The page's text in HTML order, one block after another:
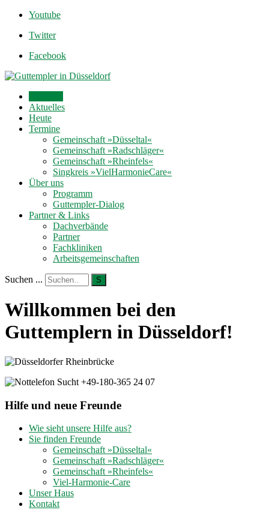
Youtube
Twitter
Facebook
Aktuelles
Heute
Termine
Gemeinschaft »Düsseltal«
Gemeinschaft »Radschläger«
Gemeinschaft »Rheinfels«
Singkreis »VielHarmonieCare«
Über uns
Programm
Guttempler-Dialog
Partner & Links
Dachverbände
Partner
Fachkliniken
Arbeitsgemeinschaften
Suchen ... S
Willkommen bei den
Guttemplern in Düsseldorf!
Hilfe und neue Freunde
Wie sieht unsere Hilfe aus?
Sie finden Freunde
Gemeinschaft »Düsseltal«
Gemeinschaft »Radschläger«
Gemeinschaft »Rheinfels«
Viel-Harmonie-Care
Unser Haus
Kontakt